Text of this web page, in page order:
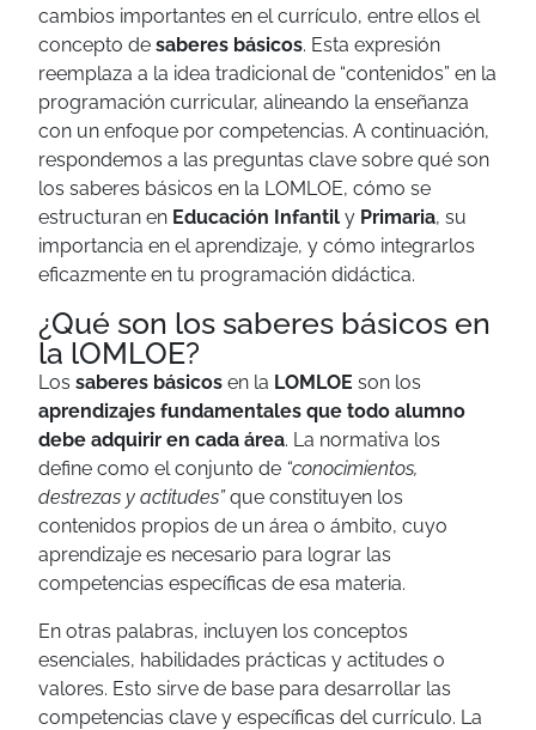
cambios importantes en el currículo, entre ellos el
concepto de saberes básicos. Esta expresión
reemplaza a la idea tradicional de “contenidos” en la
programación curricular, alineando la enseñanza
con un enfoque por competencias. A continuación,
respondemos a las preguntas clave sobre qué son
los saberes básicos en la LOMLOE, cómo se
estructuran en Educación Infantil y Primaria, su
importancia en el aprendizaje, y cómo integrarlos
eficazmente en tu programación didáctica.
¿Qué son los saberes básicos en
la lOMLOE?
Los saberes básicos en la LOMLOE son los
aprendizajes fundamentales que todo alumno
debe adquirir en cada área. La normativa los
define como el conjunto de “conocimientos,
destrezas y actitudes”que constituyen los
contenidos propios de un área o ámbito, cuyo
aprendizaje es necesario para lograr las
competencias específicas de esa materia.
En otras palabras, incluyen los conceptos
esenciales, habilidades prácticas y actitudes o
valores. Esto sirve de base para desarrollar las
competencias clave y específicas del currículo. La